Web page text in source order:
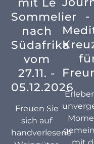
Was uns als
Bestpreisgarantie
mit viel
zeigen Ihnen alle
Mittelmeer-
Expeditionsreise
Kreuzfahrt
Sommelier
nach
Südafrika
vom
27.11. -
05.12.2026
Freuen Sie
sich auf
handverlesene
-